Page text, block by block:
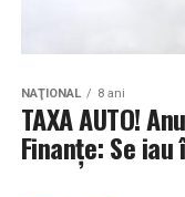
NAŢIONAL 8 ani
TAXA AUTO!
Finanţe: Se